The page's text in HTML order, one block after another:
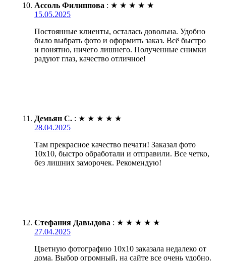
Ассоль Филиппова : ★ ★ ★ ★ ★
15.05.2025
Постоянные клиенты, осталась довольна. Удобно
было выбрать фото и оформить заказ. Всё быстро
и понятно, ничего лишнего. Полученные снимки
радуют глаз, качество отличное!
Демьян С. : ★ ★ ★ ★ ★
28.04.2025
Там прекрасное качество печати! Заказал фото
10х10, быстро обработали и отправили. Все четко,
без лишних заморочек. Рекомендую!
Стефания Давыдова : ★ ★ ★ ★ ★
27.04.2025
Цветную фотографию 10х10 заказала недалеко от
дома. Выбор огромный, на сайте все очень удобно.